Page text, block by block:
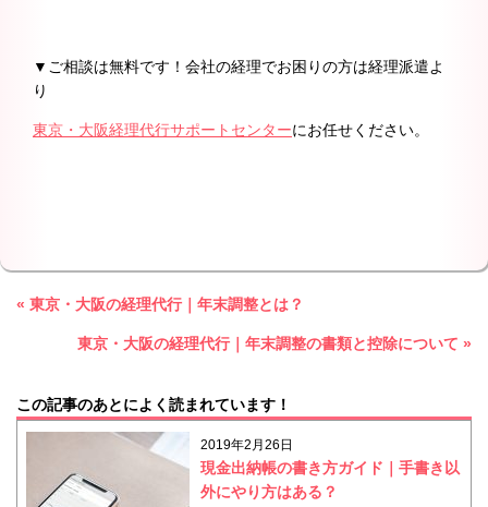
▼ご相談は無料です！会社の経理でお困りの方は経理派遣よ
り
東京・大阪経理代行サポートセンターにお任せください。
« 東京・大阪の経理代行｜年末調整とは？
東京・大阪の経理代行｜年末調整の書類と控除について »
この記事のあとによく読まれています！
2019年2月26日
現金出納帳の書き方ガイド｜手書き以
外にやり方はある？